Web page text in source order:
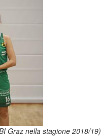
Graz nella stagione 2018/19)